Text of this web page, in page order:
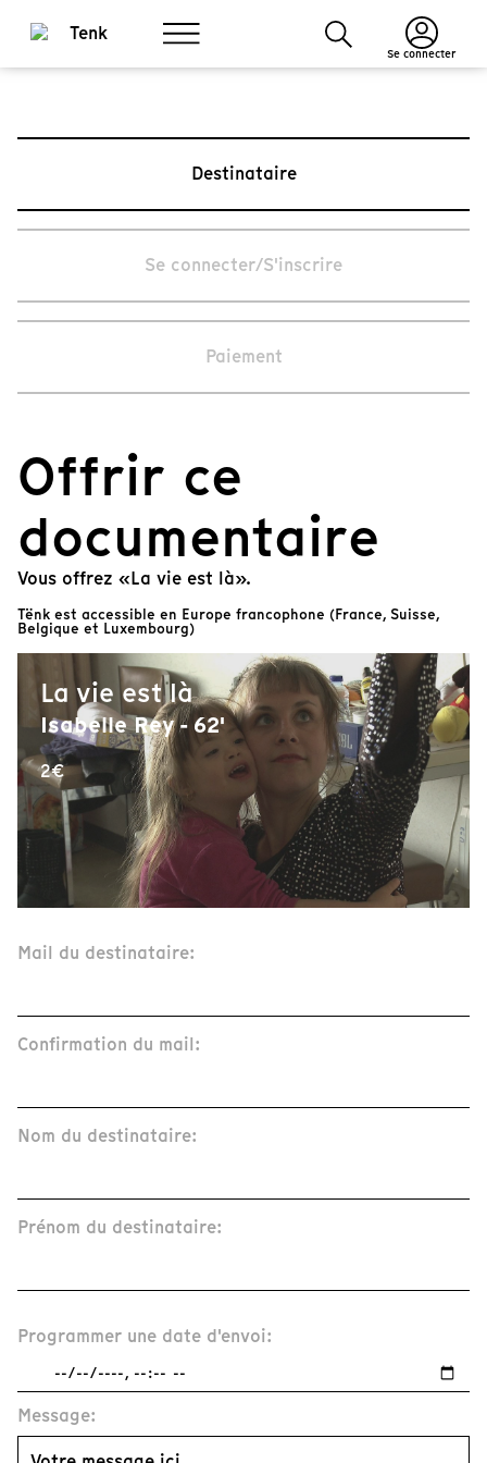
Se connecter
Destinataire
Se connecter/S'inscrire
Paiement
Offrir ce
documentaire
Vous offrez «La vie est là».
Tënk est accessible en Europe francophone (France, Suisse,
Belgique et Luxembourg)
La vie est là
Isabelle Rey - 62'
2€
Mail du destinataire:
Confirmation du mail:
Nom du destinataire:
Prénom du destinataire:
Programmer une date d'envoi:
Message: